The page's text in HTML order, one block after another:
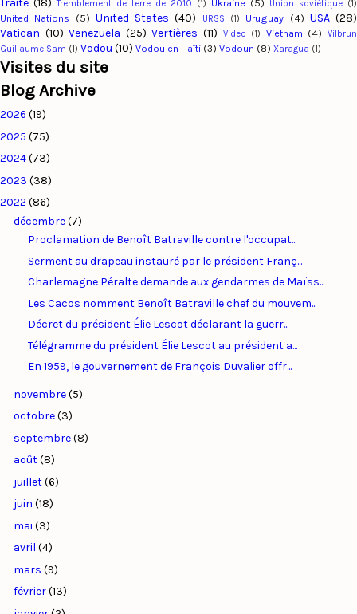
Traité (18) Tremblement de terre de 2010 (1) Ukraine (5) Union soviétique (1)
United Nations (5) United States (40) URSS (1) Uruguay (4) USA (28)
Vatican (10) Venezuela (25) Vertières (11) Video (1) Vietnam (4)
Vilbrun
Guillaume Sam (1) Vodou (10) Vodou en Haïti (3) Vodoun (8) Xaragua (1)
Visites du site
Blog Archive
2026 (19)
2025 (75)
2024(73)
2023 (38)
2022 (86)
décembre(7)
Proclamation de Benoît Batraville contre l'occupat...
Serment au drapeau instauré par le président Franç...
Charlemagne Péralte demande aux gendarmes de Maïss...
Les Cacos nomment Benoît Batraville chef du mouvem...
Décret du président Élie Lescot déclarant la guerr...
Télégramme du président Élie Lescot au président a...
En 1959, le gouvernement de François Duvalier offr...
novembre(5)
octobre(3)
septembre(8)
août(8)
juillet(6)
juin (18)
mai (3)
avril (4)
mars (9)
février(13)